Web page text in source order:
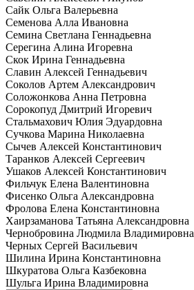
Сайк Ольга Валерьевна
Семенова Алла Ивановна
Семина Светлана Геннадьевна
Серегина Алина Игоревна
Скок Ирина Геннадьевна
Славин Алексей Геннадьевич
Соколов Артем Александрович
Соложонкова Анна Петровна
Сорокопуд Дмитрий Игоревич
Стальмахович Юлия Эдуардовна
Сучкова Марина Николаевна
Сычев Алексей Константинович
Таранков Алексей Сергеевич
Ушаков Алексей Константинович
Фильчук Елена Валентиновна
Фисенко Ольга Александровна
Фролова Елена Константиновна
Хаирзаманова Татьяна Александровна
Чернобровина Людмила Владимировна
Черных Сергей Васильевич
Шилина Ирина Константиновна
Шкуратова Ольга Казбековна
Шульга Ирина Владимировна